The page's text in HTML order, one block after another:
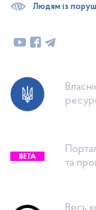
та
Людям із